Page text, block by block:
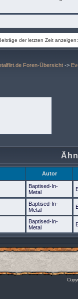
der letzten Zeit
Foren-Übersicht ->
Autor
Baptised-In-
Metal
Baptised-In-
Metal
Baptised-In-
Metal